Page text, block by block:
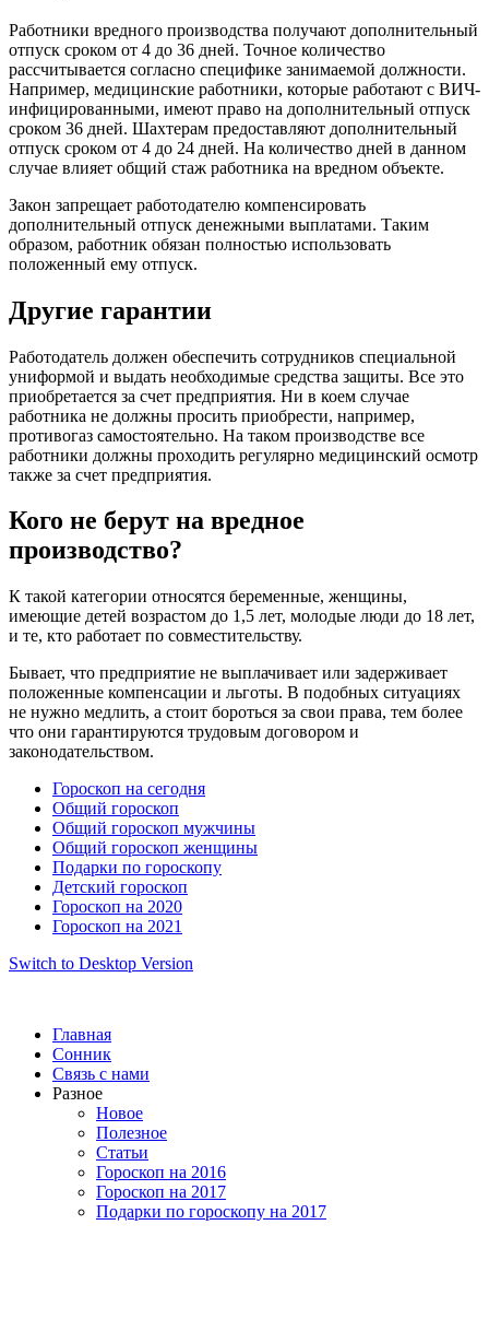
Работники вредного производства получают дополнительный
отпуск сроком от 4 до 36 дней. Точное количество
рассчитывается согласно специфике занимаемой должности.
Например, медицинские работники, которые работают с ВИЧ-
инфицированными, имеют право на дополнительный отпуск
сроком 36 дней. Шахтерам предоставляют дополнительный
отпуск сроком от 4 до 24 дней. На количество дней в данном
случае влияет общий стаж работника на вредном объекте.
Закон запрещает работодателю компенсировать
дополнительный отпуск денежными выплатами. Таким
образом, работник обязан полностью использовать
положенный ему отпуск.
Другие гарантии
Работодатель должен обеспечить сотрудников специальной
униформой и выдать необходимые средства защиты. Все это
приобретается за счет предприятия. Ни в коем случае
работника не должны просить приобрести, например,
противогаз самостоятельно. На таком производстве все
работники должны проходить регулярно медицинский осмотр
также за счет предприятия.
Кого не берут на вредное
производство?
К такой категории относятся беременные, женщины,
имеющие детей возрастом до 1,5 лет, молодые люди до 18 лет,
и те, кто работает по совместительству.
Бывает, что предприятие не выплачивает или задерживает
положенные компенсации и льготы. В подобных ситуациях
не нужно медлить, а стоит бороться за свои права, тем более
что они гарантируются трудовым договором и
законодательством.
Гороскоп на сегодня
Общий гороскоп
Общий гороскоп мужчины
Общий гороскоп женщины
Подарки по гороскопу
Детский гороскоп
Гороскоп на 2020
Гороскоп на 2021
Switch to Desktop Version
Главная
Сонник
Связь с нами
Разное
Новое
Полезное
Статьи
Гороскоп на 2016
Гороскоп на 2017
Подарки по гороскопу на 2017